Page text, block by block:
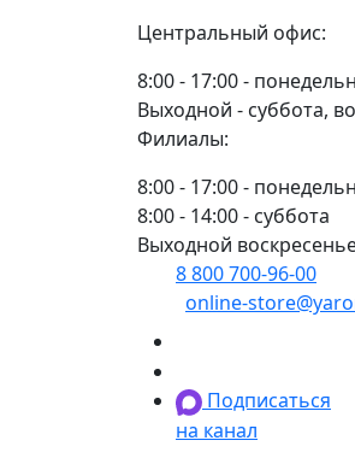
Центральный офис:
8:00 - 17:00 -
Выходной - суббота,
Филиалы:
8:00 - 17:00 -
8:00 - 14:00 - суббота
Выходной
8 800 700-96-00
online-
Подписаться
на канал